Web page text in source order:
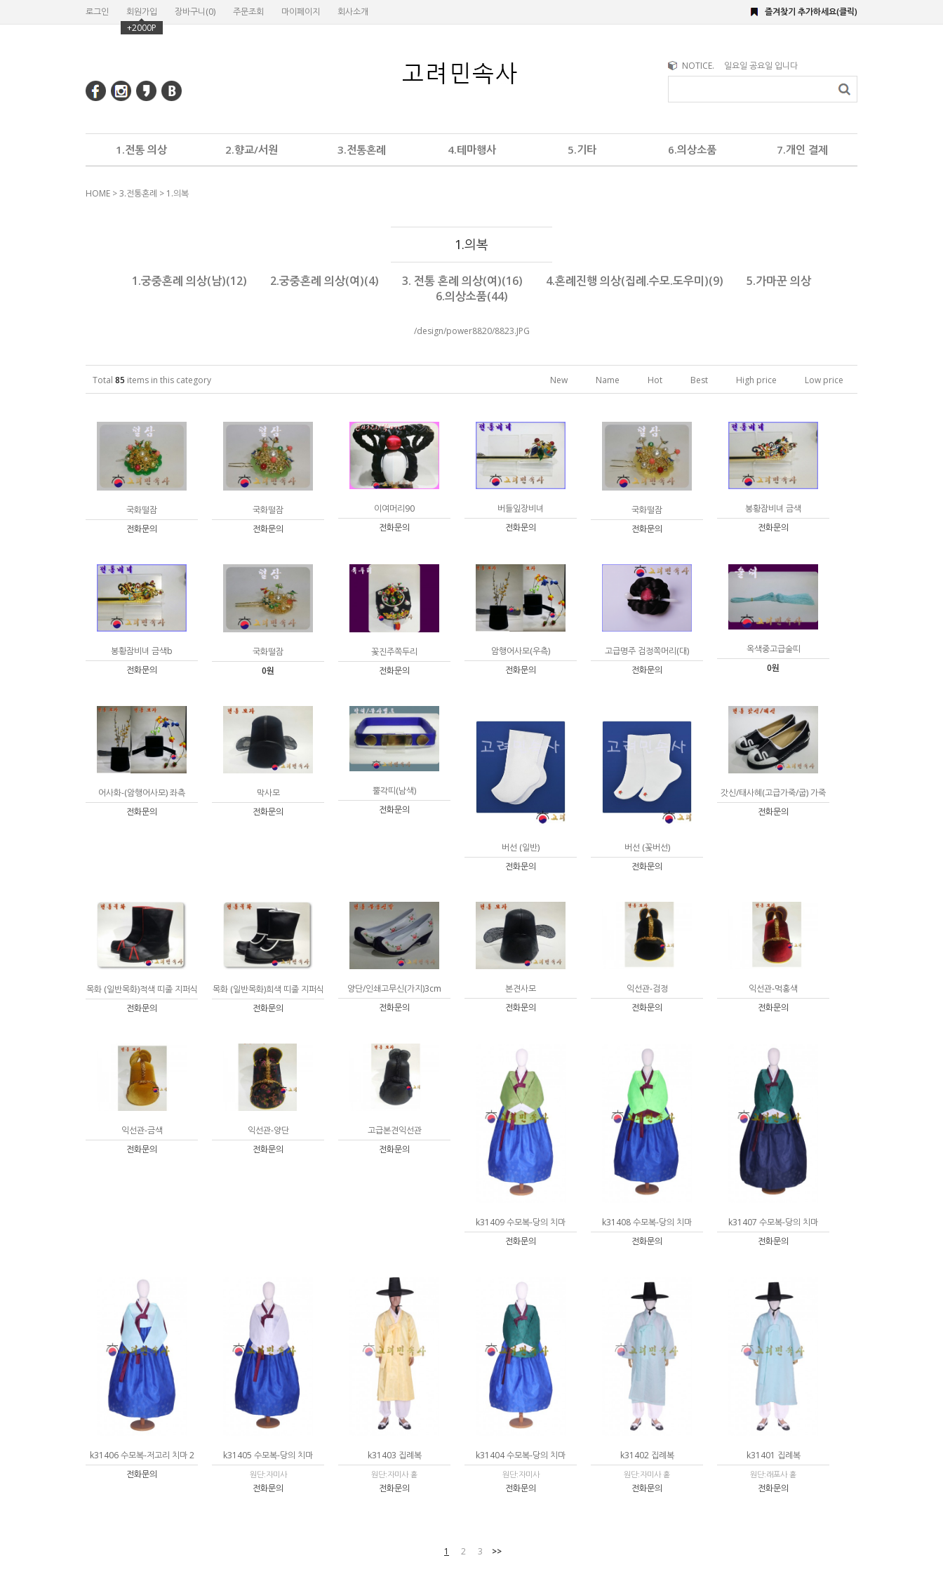
로그인
회원가입
+2000P
장바구니(0) 주문조회 마이페이지 회사소개 즐겨찾기 추가하세요(클릭)
NOTICE. 일요일 공요일 입니다
1.전통 의상 2.향교/서원 3.전통혼례 4.테마행사 5.기타 6.의상소품 7.개인 결제
HOME >3.전통혼례 > 1.의복
1.의복
1.궁중혼례 의상(남)(12) 2.궁중혼례 의상(여)(4) 3. 전통 혼례 의상(여)(16) 4.혼례진행 의상(집례.수모.도우미)(9)
5.가마꾼 의상
6.의상소품(44)
/design/power8820/8823.JPG
Total 85 items in this category New Name Hot Best High price Low price
국화떨잠
전화문의
국화떨잠
전화문의
이여머리90
전화문의
버들잎장비녀
전화문의
국화떨잠
전화문의
봉황잠비녀 금색
전화문의
봉황잠비녀 금색b
전화문의
국화떨잠
0원
꽃진주쪽두리
전화문의
암행어사모(우측)
전화문의
고급명주 검정쪽머리(대)
전화문의
옥색중고급술띠
0원
어사화-(암행어사모) 좌측
전화문의
막사모
전화문의
뿔각띠(남색)
전화문의
버선 (일반)
전화문의
버선 (꽃버선)
전화문의
갓신/태사혜(고급가죽/굽) 가죽
전화문의
목화 (일반목화)적색 띠줄 지퍼식
전화문의
목화 (일반목화)희색 띠줄 지퍼식
전화문의
양단/인쇄고무신(가지)3cm
전화문의
본견사모
전화문의
익선관-검정
전화문의
익선관-먹홍색
전화문의
익선관-금색
전화문의
익선관-양단
전화문의
고급본견익선관
전화문의
k31409 수모복-당의 치마
전화문의
k31408 수모복-당의 치마
전화문의
k31407 수모복-당의 치마
전화문의
k31406 수모복-저고리 치마 2
전화문의
k31405 수모복-당의 치마
원단:자미사
전화문의
k31403 집례복
원단:자미사 홑
전화문의
k31404 수모복-당의 치마
원단:자미사
전화문의
k31402 집례복
원단:자미사 홑
전화문의
k31401 집례복
원단:래포사 홑
전화문의
1 2 3 >>